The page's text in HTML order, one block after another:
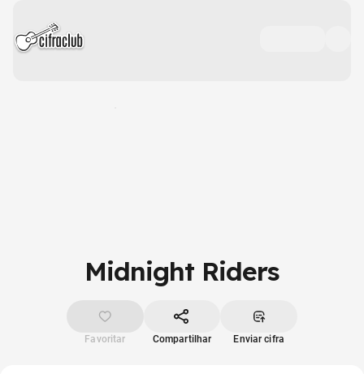
Midnight Riders
Favoritar Compartilhar Enviar cifra